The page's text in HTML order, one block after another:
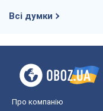
Всі думки
Про компанію